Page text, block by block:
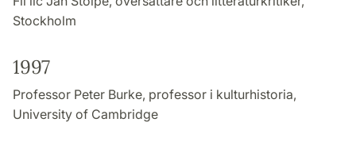
Stockholm
1997
Professor Peter Burke, professor i kulturhistoria,
University of Cambridge